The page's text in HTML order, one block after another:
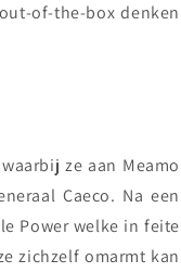
of-the-box denken
ze aan Meamo
Caeco. Na een
Power welke in feite
zichzelf omarmt kan